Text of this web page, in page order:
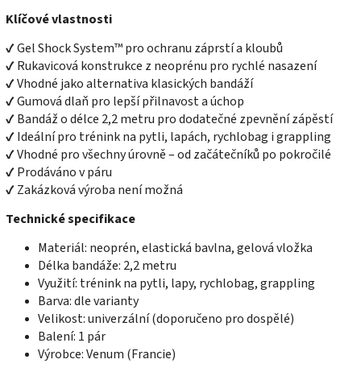
Klíčové vlastnosti
✔ Gel Shock System™ pro ochranu záprstí a kloubů
✔ Rukavicová konstrukce z neoprénu pro rychlé nasazení
✔ Vhodné jako alternativa klasických bandáží
✔ Gumová dlaň pro lepší přilnavost a úchop
✔ Bandáž o délce 2,2 metru pro dodatečné zpevnění zápěstí
✔ Ideální pro trénink na pytli, lapách, rychlobag i grappling
✔ Vhodné pro všechny úrovně – od začátečníků po pokročilé
✔ Prodáváno v páru
✔ Zakázková výroba není možná
Technické specifikace
Materiál: neoprén, elastická bavlna, gelová vložka
Délka bandáže: 2,2 metru
Využití: trénink na pytli, lapy, rychlobag, grappling
Barva: dle varianty
Velikost: univerzální (doporučeno pro dospělé)
Balení: 1 pár
Výrobce: Venum (Francie)